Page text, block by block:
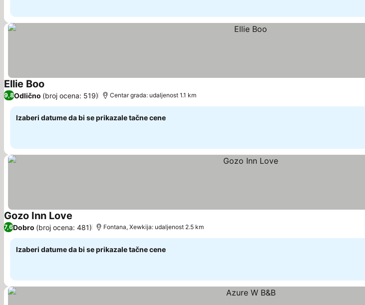
Ellie Boo
9,8Odlično (broj ocena: 519) Centar grada: udaljenost 1.1 km
Izaberi datume da bi se prikazale tačne cene
Gozo Inn Love Pogledaj cene
7,6Dobro (broj ocena: 481) Fontana, Xewkija: udaljenost 2.5 km
Izaberi datume da bi se prikazale tačne cene